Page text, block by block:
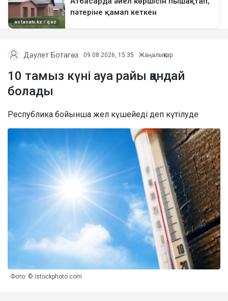
Дәулет Ботагөз 09.08.2026, 15:35 Жаңалықтар
10 тамыз күні ауа райы қандай
болады
Республика бойынша жел күшейеді деп күтілуде
Фото: © istockphoto.com